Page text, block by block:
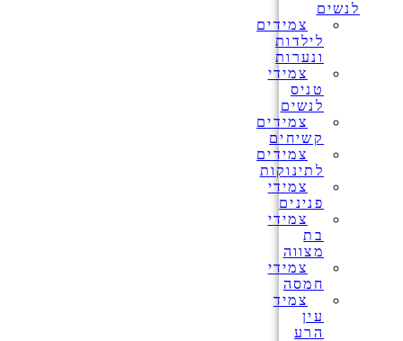
לנשים
צמידים
לילדות
ונערות
צמידי
טניס
לנשים
צמידים
קשיחים
צמידים
לתינוקות
צמידי
פנינים
צמידי
בת
מצווה
צמידי
חמסה
צמיד
עין
הרע